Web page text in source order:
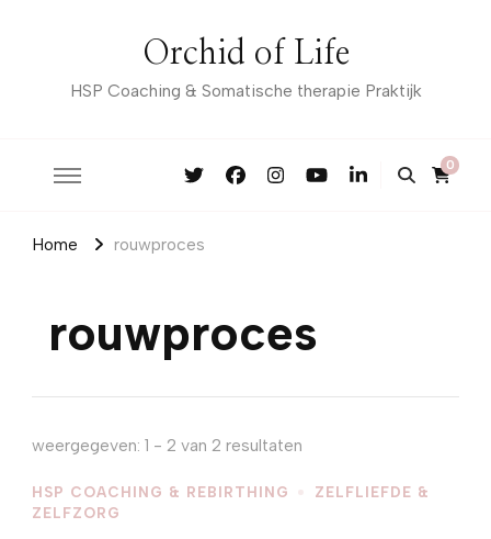
Orchid of Life
HSP Coaching & Somatische therapie Praktijk
0
Home rouwproces
rouwproces
weergegeven: 1 - 2 van 2 resultaten
HSP COACHING & REBIRTHING
ZELFLIEFDE &
ZELFZORG